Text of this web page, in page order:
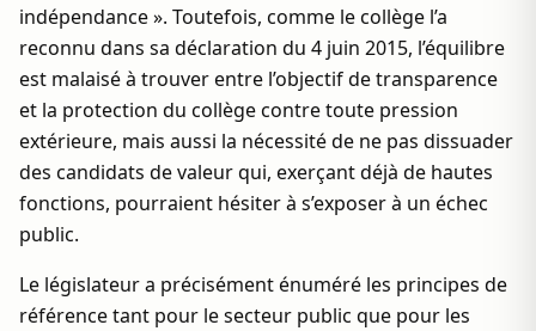
indépendance ». Toutefois, comme le collège l’a
reconnu dans sa déclaration du 4 juin 2015, l’équilibre
est malaisé à trouver entre l’objectif de transparence
et la protection du collège contre toute pression
extérieure, mais aussi la nécessité de ne pas dissuader
des candidats de valeur qui, exerçant déjà de hautes
fonctions, pourraient hésiter à s’exposer à un échec
public.
Le législateur a précisément énuméré les principes de
référence tant pour le secteur public que pour les